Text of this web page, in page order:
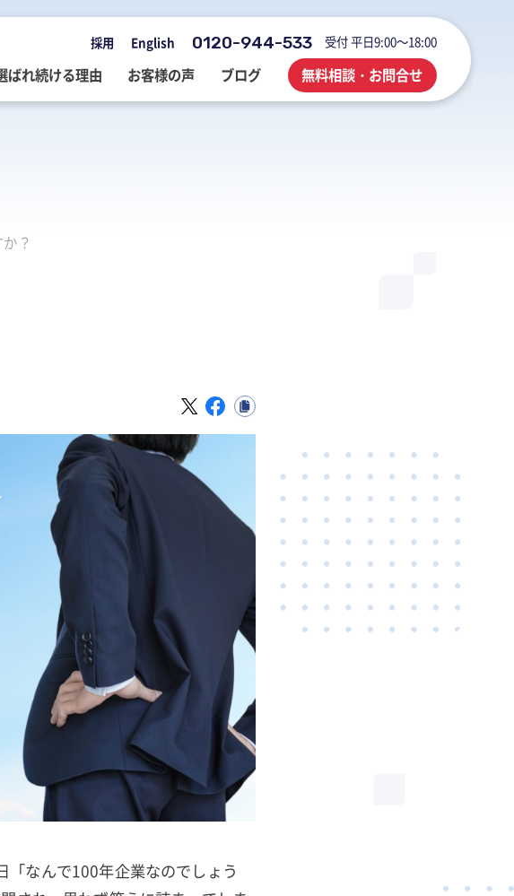
採用 English 0120-944-533 受付 平日9:00～18:00
生
ばれ続ける理由 お客様の声 ブログ 無料相談・お問合せ
？
「なんで100年企業なのでしょう